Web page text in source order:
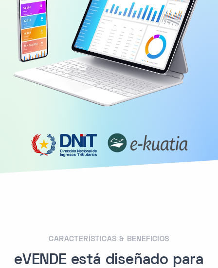
CARACTERÍSTICAS & BENEFICIOS
eVENDE está diseñado para